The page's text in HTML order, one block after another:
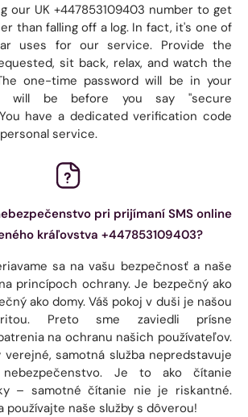
our UK +447853109403 number to get
than falling off a log. In fact, it's one of
uses for our service. Provide the
sit back, relax, and watch the
one-time password will be in your
will be before you say "secure
have a dedicated verification code
service.
pri prijímaní SMS online
kráľovstva +447853109403?
sa na vašu bezpečnosť a naše
princípoch ochrany. Je bezpečný ako
ako domy. Váš pokoj v duši je našou
Preto sme zaviedli prísne
na ochranu našich používateľov.
samotná služba nepredstavuje
Je to ako čítanie
– samotné čítanie nie je riskantné.
používajte naše služby s dôverou!